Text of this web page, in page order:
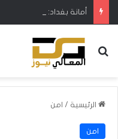
بحث عن
الرئيسية / امن
امن